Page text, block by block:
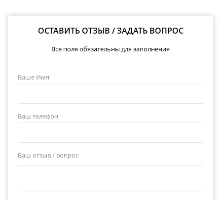
ОСТАВИТЬ ОТЗЫВ / ЗАДАТЬ ВОПРОС
Все поля обязательны для заполнения
Ваше Имя
Ваш телефон
Ваш отзыв / вопрос